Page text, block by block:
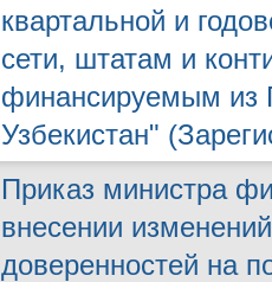
квартальной и
сети, штатам и
финансируемым из
Узбекистан"
Приказ министра
внесении
доверенностей на